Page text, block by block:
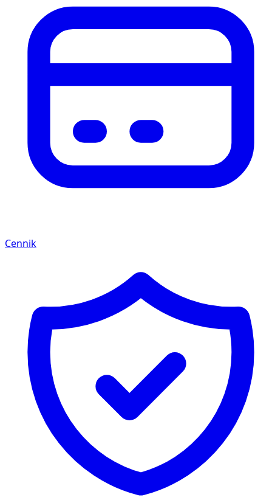
Cennik